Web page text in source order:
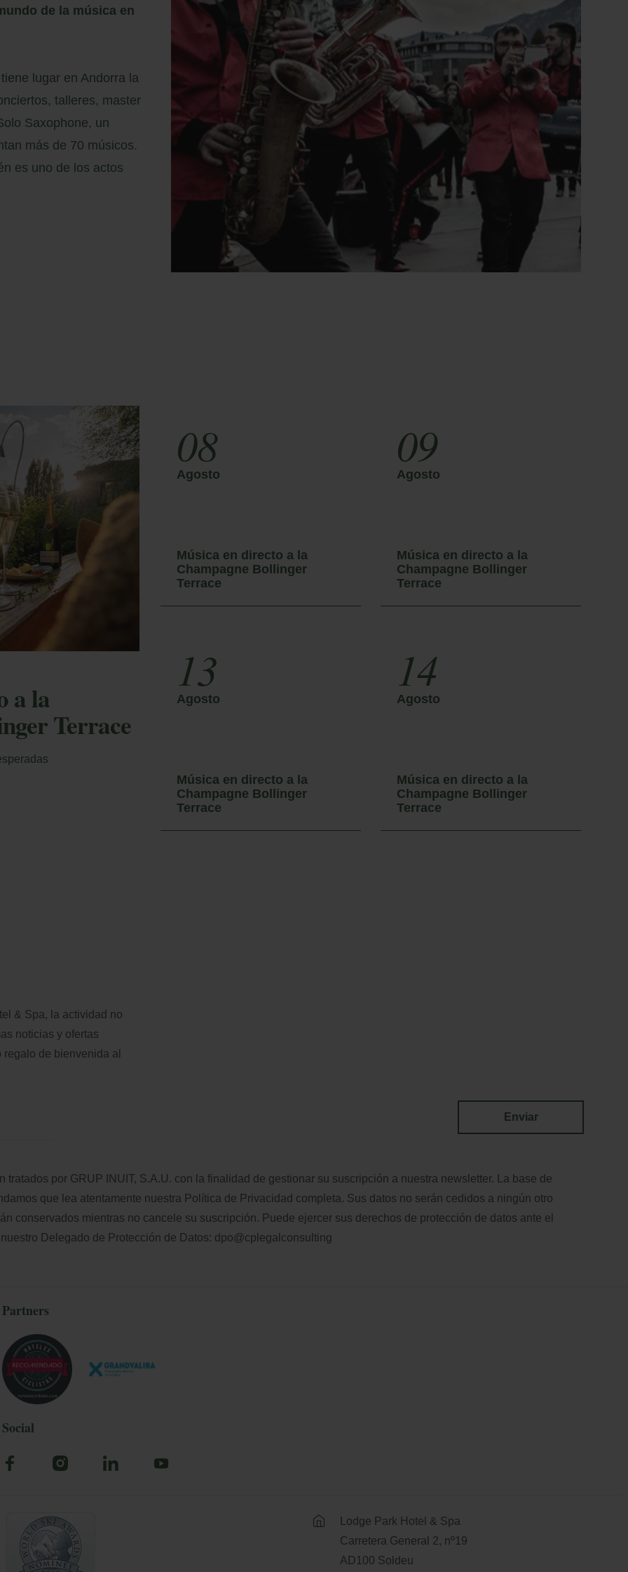
Reservas
el nº de localizador y el e-mail para consultar
y poder cancelarla o modificarla.
de la música en
lugar en Andorra la
talleres, master
Saxophone, un
más de 70 músicos.
es uno de los actos
a la
Terrace
Sax Fest 2027
08
Agosto
Música en directo a la
Champagne Bollinger
Terrace
09
Agosto
Música en directo a la
Champagne Bollinger
Terrace
13
Agosto
Música en directo a la
Champagne Bollinger
Terrace
14
Agosto
Música en directo a la
Champagne Bollinger
Terrace
& Spa, la actividad no
noticias y ofertas
de bienvenida al
Enviar
tratados por GRUP INUIT, S.A.U. con la finalidad de gestionar su suscripción a nuestra newsletter. La base de
que lea atentamente nuestra Política de Privacidad completa. Sus datos no serán cedidos a ningún otro
conservados mientras no cancele su suscripción. Puede ejercer sus derechos de protección de datos ante el
Delegado de Protección de Datos: dpo@cplegalconsulting
Partners
Social
Lodge Park Hotel & Spa
Carretera General 2, nº19
AD100 Soldeu